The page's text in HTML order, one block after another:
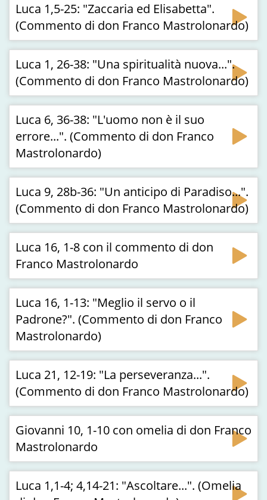
Luca 1,5-25: "Zaccaria ed Elisabetta".
(Commento di don Franco Mastrolonardo)
Luca 1, 26-38: "Una spiritualità nuova...".
(Commento di don Franco Mastrolonardo)
Luca 6, 36-38: "L'uomo non è il suo
errore...". (Commento di don Franco
Mastrolonardo)
Luca 9, 28b-36: "Un anticipo di Paradiso...".
(Commento di don Franco Mastrolonardo)
Luca 16, 1-8 con il commento di don
Franco Mastrolonardo
Luca 16, 1-13: "Meglio il servo o il
Padrone?". (Commento di don Franco
Mastrolonardo)
Luca 21, 12-19: "La perseveranza...".
(Commento di don Franco Mastrolonardo)
Giovanni 10, 1-10 con omelia di don Franco
Mastrolonardo
Luca 1,1-4; 4,14-21: "Ascoltare...". (Omelia